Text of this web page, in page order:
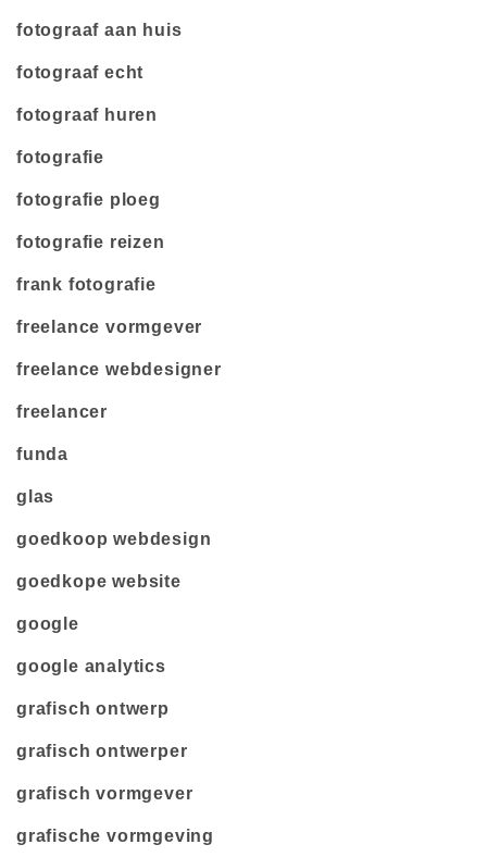
fotograaf aan huis
fotograaf echt
fotograaf huren
fotografie
fotografie ploeg
fotografie reizen
frank fotografie
freelance vormgever
freelance webdesigner
freelancer
funda
glas
goedkoop webdesign
goedkope website
google
google analytics
grafisch ontwerp
grafisch ontwerper
grafisch vormgever
grafische vormgeving